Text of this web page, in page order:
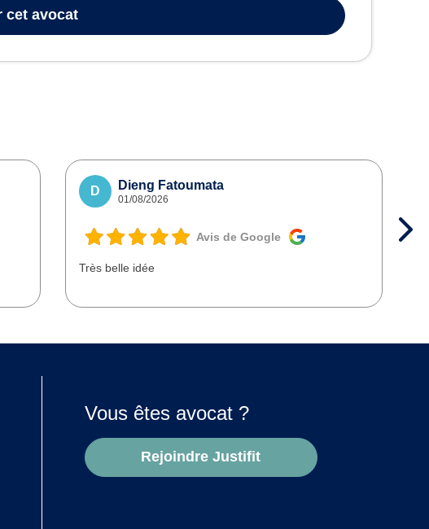
cet avocat
D Dieng Fatoumata
01/08/2026
Avis de Google
Très belle idée
Vous êtes avocat ?
Rejoindre Justifit